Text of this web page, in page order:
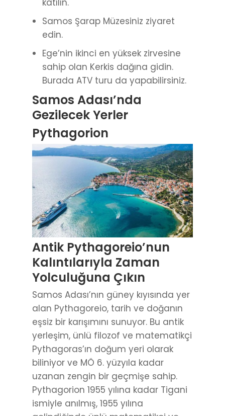
katılın.
Samos Şarap Müzesiniz ziyaret
edin.
Ege’nin ikinci en yüksek zirvesine
sahip olan Kerkis dağına gidin.
Burada ATV turu da yapabilirsiniz.
Samos Adası’nda
Gezilecek Yerler
Pythagorion
Antik Pythagoreio’nun
Kalıntılarıyla Zaman
Yolculuğuna Çıkın
Samos Adası’nın güney kıyısında yer
alan Pythagoreio, tarih ve doğanın
eşsiz bir karışımını sunuyor. Bu antik
yerleşim, ünlü filozof ve matematikçi
Pythagoras’ın doğum yeri olarak
biliniyor ve MÖ 6. yüzyıla kadar
uzanan zengin bir geçmişe sahip.
Pythagorion 1955 yılına kadar Tigani
ismiyle anılmış, 1955 yılına